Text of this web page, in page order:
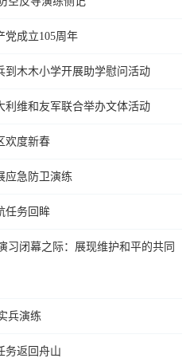
党成立105周年
到木木小学开展助学慰问活动
利维和友军联合举办文体活动
欢度新春
应急防卫演练
任务回眸
习闭幕之际：展现维护和平的共同
兵演练
务返回舟山